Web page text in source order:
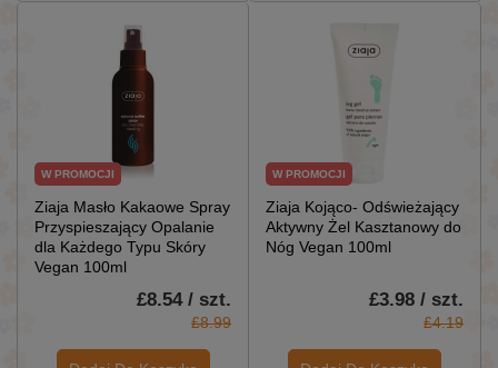
W PROMOCJI
Ziaja Masło Kakaowe Spray
Przyspieszający Opalanie
dla Każdego Typu Skóry
Vegan 100ml
£8.54 / szt.
£8.99
W PROMOCJI
Ziaja Kojąco- Odświeżający
Aktywny Żel Kasztanowy do
Nóg Vegan 100ml
£3.98 / szt.
£4.19